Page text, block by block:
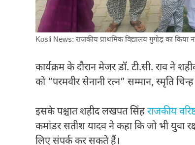
Kosli News: राजकीय प्राथमिक विद्यालय गुगोड़ का किया
कार्यक्रम के दौरान मेजर डॉ. टी.सी. राव ने
को “परमवीर सेनानी रत्न” सम्मान, स्मृति
इसके पश्चात शहीद लखपत सिंहराजकीय
कमांडर सतीश यादव ने कहा कि जो भी युवा
लिए संपर्क कर सकते हैं।